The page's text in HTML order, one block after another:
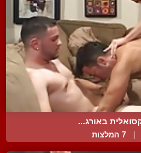
באורג...
7 המלצות